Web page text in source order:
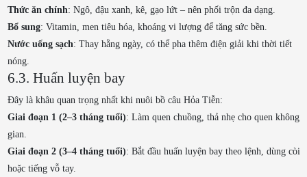
Thức ăn chính: Ngô, đậu xanh, kê, gạo lứt – nên phối trộn đa dạng.
Bổ sung: Vitamin, men tiêu hóa, khoáng vi lượng để tăng sức bền.
Nước uống sạch: Thay hằng ngày, có thể pha thêm điện giải khi thời tiết
nóng.
6.3. Huấn luyện bay
Đây là khâu quan trọng nhất khi nuôi bồ câu Hỏa Tiễn:
Giai đoạn 1 (2–3 tháng tuổi): Làm quen chuồng, thả nhẹ cho quen không
gian.
Giai đoạn 2 (3–4 tháng tuổi): Bắt đầu huấn luyện bay theo lệnh, dùng còi
hoặc tiếng vỗ tay.